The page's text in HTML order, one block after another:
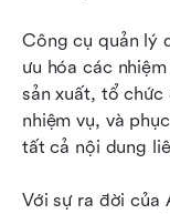
Công cụ quản lý
ưu hóa các
sản xuất, tổ
nhiệm vụ, và
tất cả nội dung
Với sự ra đời của